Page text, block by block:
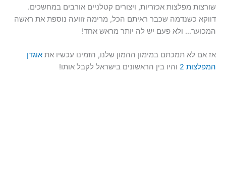
שורצות מפלצות אכזריות, ויצורים קטלניים אורבים במחשכים.
דווקא כשנדמה שכבר ראיתם הכל, מרימה זוועה נוספת את ראשה
המכוער… ולא פעם יש לה יותר מראש אחד!
אז אם לא תמכתם במימון ההמון שלנו, הזמינו עכשיו את אוגדן
המפלצות 2
והיו בין הראשונים בישראל לקבל אותו!